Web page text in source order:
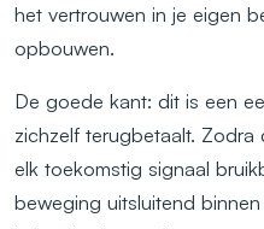
het vertrouwen in je eigen
opbouwen.
De goede kant: dit is een
zichzelf terugbetaalt.
elk toekomstig signaal
beweging uitsluitend